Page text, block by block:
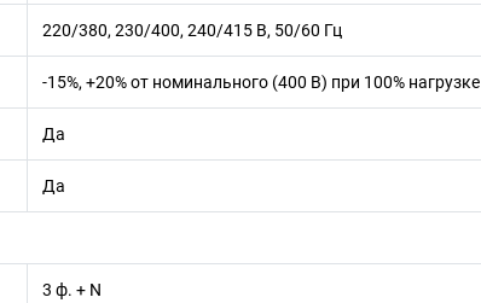
220/380, 230/400, 240/415 В, 50/60 Гц
-15%, +20% от номинального (400 В) при 100% нагрузке
Да
Да
3 ф. + N